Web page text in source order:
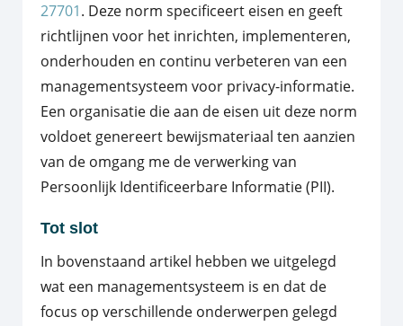
27701. Deze norm specificeert eisen en geeft
richtlijnen voor het inrichten, implementeren,
onderhouden en continu verbeteren van een
managementsysteem voor privacy-informatie.
Een organisatie die aan de eisen uit deze norm
voldoet genereert bewijsmateriaal ten aanzien
van de omgang me de verwerking van
Persoonlijk Identificeerbare Informatie (PII).
Tot slot
In bovenstaand artikel hebben we uitgelegd
wat een managementsysteem is en dat de
focus op verschillende onderwerpen gelegd